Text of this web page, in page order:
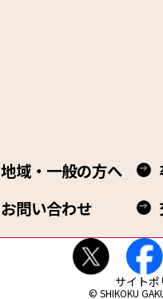
地域・一般の方へ
お問い合わせ
サイトポ
© SHIKOKU